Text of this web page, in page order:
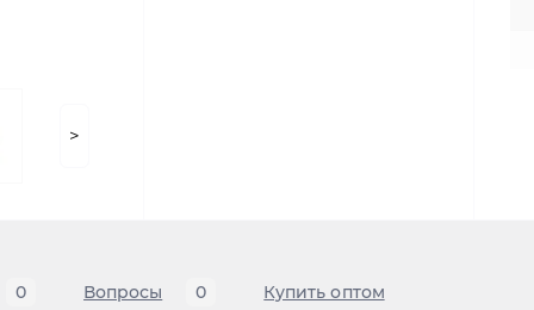
>
0 Вопросы 0 Купить оптом